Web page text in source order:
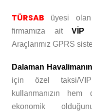
TÜRSAB
üyesi
firmamıza aitVİP
Araçlarımız GPRS
Dalaman
için özel taksi/
kullanmanızın
ekonomik